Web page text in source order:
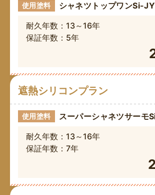
使用塗料
シャネツトップワンSi-JY
耐久年数：13～16年
保証年数：5年
遮熱シリコンプラン
使用塗料
スーパーシャネツサーモ
耐久年数：13～16年
保証年数：7年